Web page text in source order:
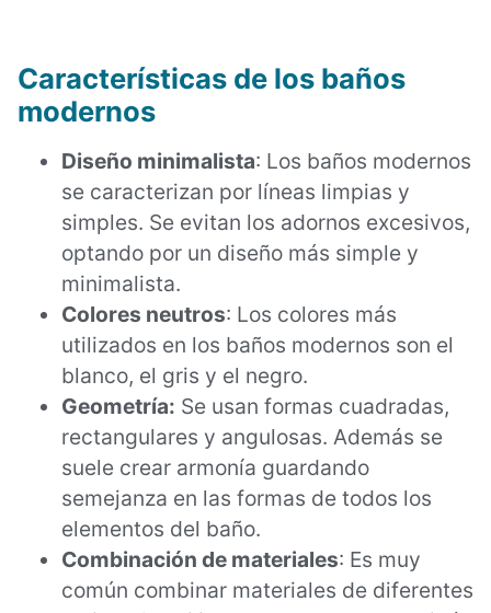
Características de los baños
modernos
Diseño minimalista: Los baños modernos
se caracterizan por líneas limpias y
simples. Se evitan los adornos excesivos,
optando por un diseño más simple y
minimalista.
Colores neutros: Los colores más
utilizados en los baños modernos son el
blanco, el gris y el negro.
Geometría: Se usan formas cuadradas,
rectangulares y angulosas. Además se
suele crear armonía guardando
semejanza en las formas de todos los
elementos del baño.
Combinación de materiales: Es muy
común combinar materiales de diferentes